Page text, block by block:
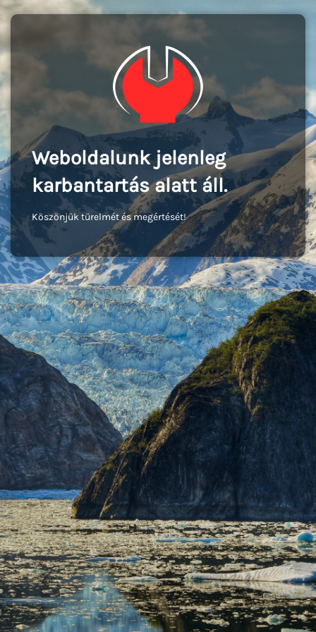
Weboldalunk jelenleg
karbantartás alatt áll.
Köszönjük türelmét és megértését!